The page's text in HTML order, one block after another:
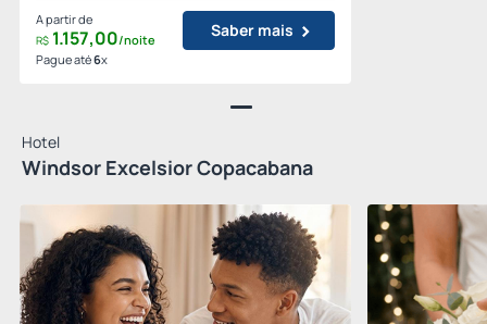
A partir de
R$ 1.157,00/noite
Pague até6x
Saber mais
Hotel
Windsor Excelsior Copacabana